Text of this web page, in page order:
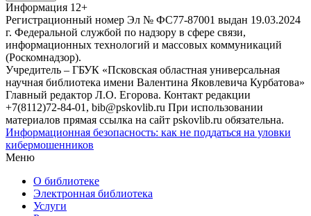
Информация 12+
Регистрационный номер Эл № ФС77-87001 выдан 19.03.2024
г. Федеральной службой по надзору в сфере связи,
информационных технологий и массовых коммуникаций
(Роскомнадзор).
Учредитель – ГБУК «Псковская областная универсальная
научная библиотека имени Валентина Яковлевича Курбатова»
Главный редактор Л.О. Егорова. Контакт редакции
+7(8112)72-84-01, bib@pskovlib.ru При использовании
материалов прямая ссылка на сайт pskovlib.ru обязательна.
Информационная безопасность: как не поддаться на уловки
кибермошенников
Меню
О библиотеке
Электронная библиотека
Услуги